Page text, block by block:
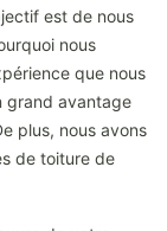
est de nous
nous
que nous
grand avantage
plus, nous avons
de toiture de